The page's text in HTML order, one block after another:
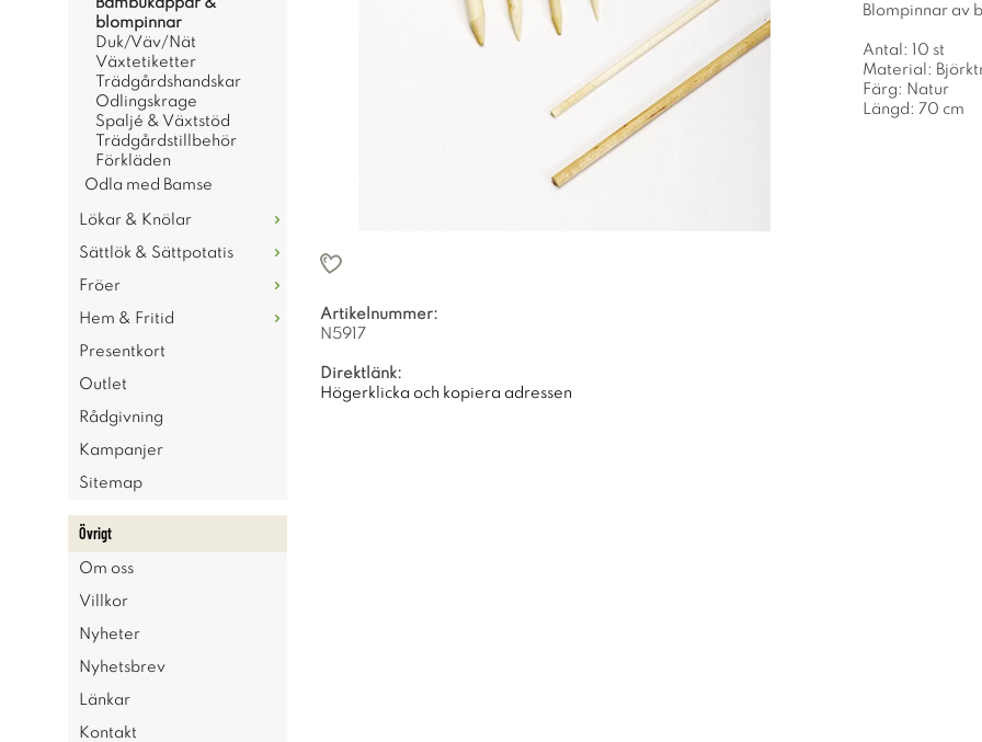
Bambukäppar &
blompinnar
Duk/Väv/Nät
Växtetiketter
Trädgårdshandskar
Odlingskrage
Spaljé & Växtstöd
Trädgårdstillbehör
Förkläden
Odla med Bamse
Lökar & Knölar
Sättlök & Sättpotatis
Fröer
Hem & Fritid
Presentkort
Outlet
Rådgivning
Kampanjer
Sitemap
Övrigt
Om oss
Villkor
Nyheter
Nyhetsbrev
Länkar
Kontakt
Blompinnar av
Antal: 10 st
Material:
Färg: Natur
Längd: 70 cm
Artikelnummer:
N5917
Direktlänk:
Högerklicka och kopiera adressen